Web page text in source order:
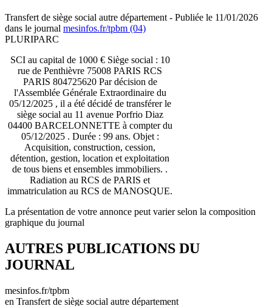
Transfert de siège social autre département - Publiée le 11/01/2026
dans le journal mesinfos.fr/tpbm (04)
PLURIPARC
SCI au capital de 1000 € Siège social : 10
rue de Penthièvre 75008 PARIS RCS
PARIS 804725620 Par décision de
l'Assemblée Générale Extraordinaire du
05/12/2025 , il a été décidé de transférer le
siège social au 11 avenue Porfrio Diaz
04400 BARCELONNETTE à compter du
05/12/2025 . Durée : 99 ans. Objet :
Acquisition, construction, cession,
détention, gestion, location et exploitation
de tous biens et ensembles immobiliers. .
Radiation au RCS de PARIS et
immatriculation au RCS de MANOSQUE.
La présentation de votre annonce peut varier selon la composition
graphique du journal
AUTRES PUBLICATIONS DU
JOURNAL
mesinfos.fr/tpbm
en Transfert de siège social autre département